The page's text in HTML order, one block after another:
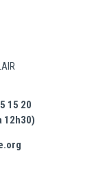
15 20
12h30)